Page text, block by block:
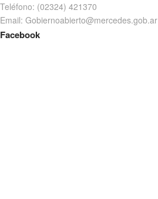
Teléfono: (02324) 421370
Email: Gobiernoabierto@mercedes.gob.ar
Facebook